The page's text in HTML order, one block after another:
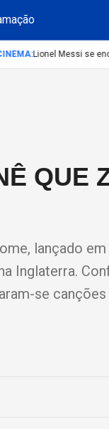
:Lionel Messi se
QUE
lançado
Inglaterra.
se canções